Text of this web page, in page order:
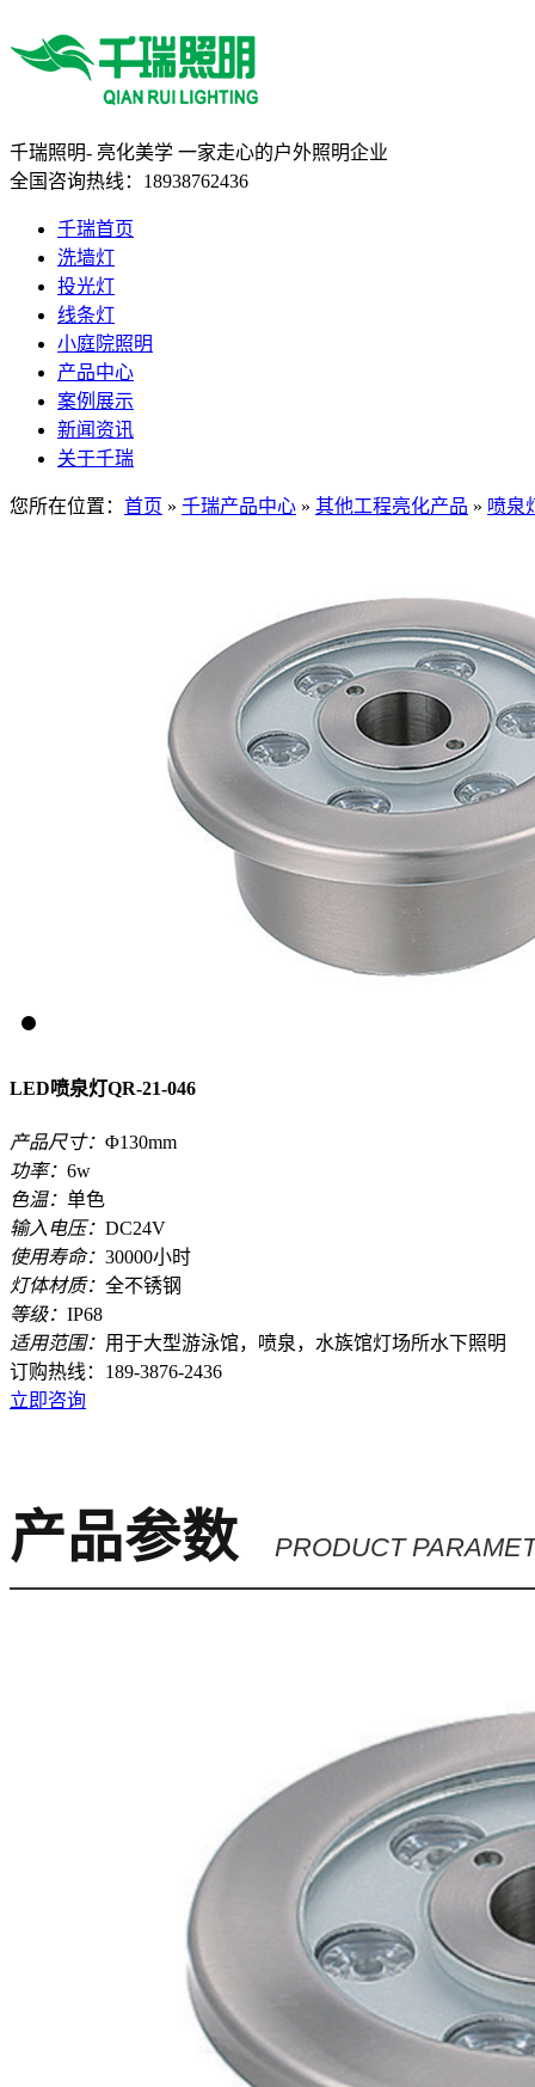
千瑞照明- 亮化美学 一家走心的户外照明企业
全国咨询热线： 18938762436
千瑞首页
洗墙灯
投光灯
线条灯
小庭院照明
产品中心
案例展示
新闻资讯
关于千瑞
您所在位置： 首页 » 千瑞产品中心 » 其他工程亮化产品 » 喷泉
LED喷泉灯QR-21-046
产品尺寸： Φ130mm
功率： 6w
色温： 单色
输入电压： DC24V
使用寿命： 30000小时
灯体材质： 全不锈钢
等级： IP68
适用范围： 用于大型游泳馆，喷泉，水族馆灯场所水下照明
订购热线： 189-3876-2436
立即咨询
产品参数 PRODUCT